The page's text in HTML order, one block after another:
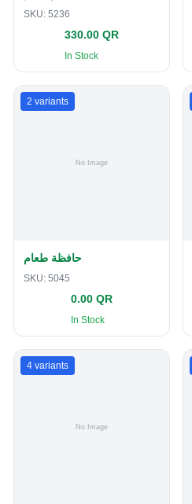
SKU: 5236
330.00 QR
In Stock
2 variants
حافظة طعام
SKU: 5045
0.00 QR
In Stock
4 variants